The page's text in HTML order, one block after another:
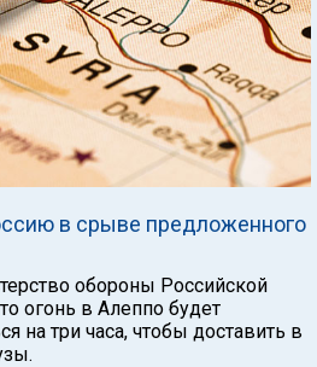
в срыве предложенного
обороны Российской
огонь в Алеппо будет
на три часа, чтобы доставить в